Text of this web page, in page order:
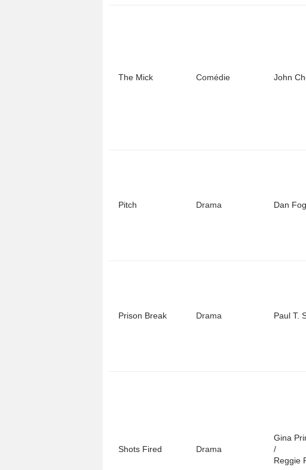
The Mick Comédie John
Pitch Drama Dan
Prison Break Drama
Shots Fired Drama
/